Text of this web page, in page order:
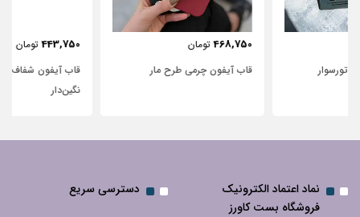
قاب آیفون چرمی طرح مار
قاب آیفون شفاف با پاپیون سفید و
نماد اعتماد الکترونیک
فروشگاه بست کاورز
دسترسی سریع